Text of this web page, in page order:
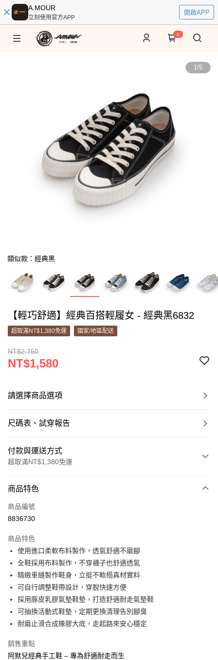
A.MOUR
立刻使用官方APP
開啟APP
0
1/5
類似款：經典黑
【輕巧舒適】經典百搭輕履女 - 經典黑6832
超取滿NT$1,380免運 國家/地區配送
NT$2,750
NT$1,580
請選擇商品選項
尺碼表、試穿報告
付款與運送方式
超取滿NT$1,380免運
信用卡一次付款
信用卡分期付款
合作金庫商業銀行
華南商業銀行
彰化商業銀行
上海商業儲蓄銀行
台北富邦商業銀行
國泰世華商業銀行
兆豐國際商業銀行
臺灣中小企業銀行
台中商業銀行
匯豐（台灣）商業銀行
華泰商業銀行
聯邦商業銀行
遠東國際商業銀行
元大商業銀行
永豐商業銀行
玉山商業銀行
星展（台灣）商業銀行
台灣樂天信用卡公司
超商取貨付款
LINE Pay
Apple Pay
街口支付
全盈+PAY
商品特色
商品編號
8836730
商品特色
使用進口柔軟布料製作，透氣舒適不磨腳
全鞋採用布料製作，不穿襪子也舒適透氣
精緻車縫製作鞋身，立挺不軟榻真材實料
可自行調整鞋帶設計，穿脫快速方便
採用豚皮乳膠氣墊鞋墊，打造舒適耐走氣墊鞋
可抽換活動式鞋墊，定期更換清理告別腳臭
耐磨止滑合成橡膠大底，走起路來安心穩定
銷售重點
阿默兒經典手工鞋 – 專為舒適耐走而生